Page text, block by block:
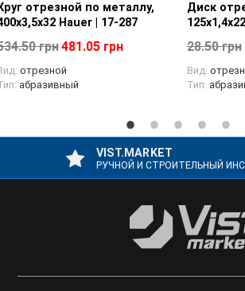
Просмотр товара
отрезной по металлу,
Hauer | 17-287
грн481.05 грн
отрезной
абразивный
Диск
28.50 грн
Вид:
Тип:
VIST.MARKET
РУЧНОЙ И СТРОИТЕЛЬНЫЙ